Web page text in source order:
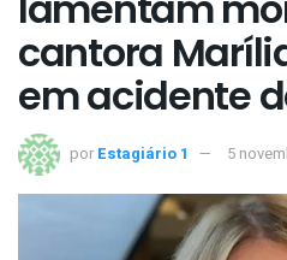
cantora
em acidente
por Estagiário 1 5